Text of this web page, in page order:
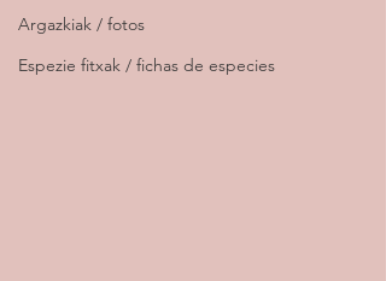
Argazkiak / fotos
Espezie fitxak / fichas de especies